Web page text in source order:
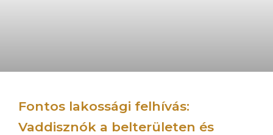
Fontos lakossági felhívás:
Vaddisznók a belterületen és